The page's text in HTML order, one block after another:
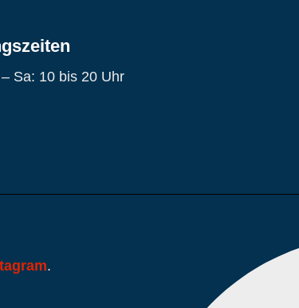
Sa: 10 bis 20 Uhr
.